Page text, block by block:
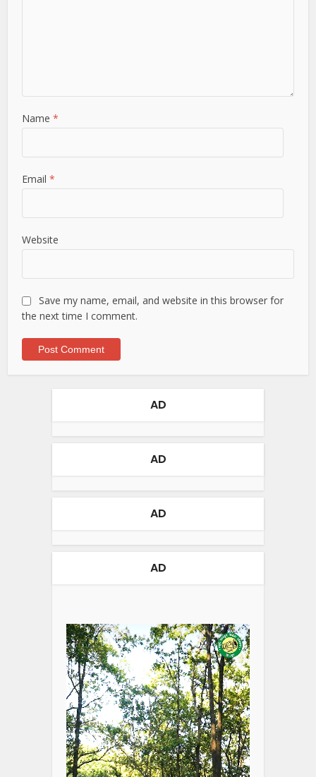
Name*
Email*
Website
Save my name, email, and website in this browser for
the next time I comment.
AD
AD
AD
AD